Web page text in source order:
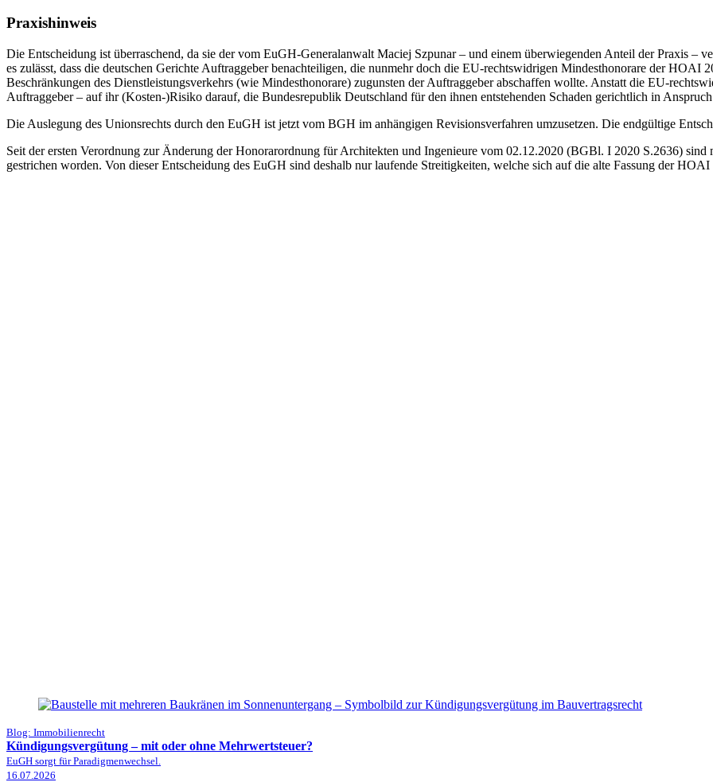
Praxishinweis
Die Entscheidung ist überraschend, da sie der vom EuGH-Generalanwalt Maciej Szpunar – und einem überwiegenden Anteil der Praxis –
es zulässt, dass die deutschen Gerichte Auftraggeber benachteiligen, die nunmehr doch die EU-rechtswidrigen Mindesthonorare der HOAI
Beschränkungen des Dienstleistungsverkehrs (wie Mindesthonorare) zugunsten der Auftraggeber abschaffen wollte. Anstatt die EU-
Auftraggeber – auf ihr (Kosten-)Risiko darauf, die Bundesrepublik Deutschland für den ihnen entstehenden Schaden gerichtlich in
Die Auslegung des Unionsrechts durch den EuGH ist jetzt vom BGH im anhängigen Revisionsverfahren umzusetzen. Die endgültige
Seit der ersten Verordnung zur Änderung der Honorarordnung für Architekten und Ingenieure vom 02.12.2020 (BGBl. I 2020 S.2636)
gestrichen worden. Von dieser Entscheidung des EuGH sind deshalb nur laufende Streitigkeiten, welche sich auf die alte Fassung der
Blog: Immobilienrecht
Kündigungsvergütung – mit oder ohne Mehrwertsteuer?
EuGH sorgt für Paradigmenwechsel.
16.07.2026